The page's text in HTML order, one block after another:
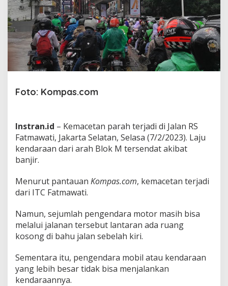
B
l
o
k
M
k
e
m
a
t
M
e
t
I
b
a
s
B
n
j
Foto: Kompas.com
Instran.id – Kemacetan parah terjadi di Jalan RS
Fatmawati, Jakarta Selatan, Selasa (7/2/2023). Laju
kendaraan dari arah Blok M tersendat akibat
banjir.
Menurut pantauan Kompas.com, kemacetan terjadi
dari ITC Fatmawati.
Namun, sejumlah pengendara motor masih bisa
melalui jalanan tersebut lantaran ada ruang
kosong di bahu jalan sebelah kiri.
Sementara itu, pengendara mobil atau kendaraan
yang lebih besar tidak bisa menjalankan
kendaraannya.